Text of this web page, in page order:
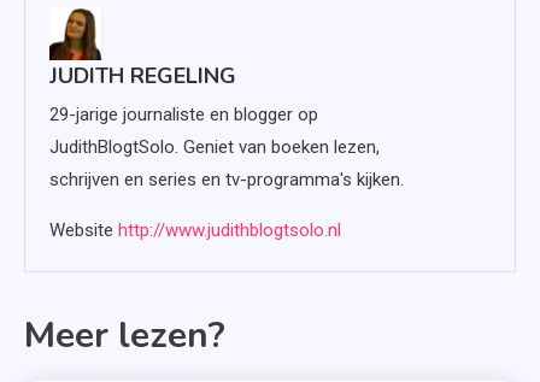
JUDITH REGELING
29-jarige journaliste en blogger op
JudithBlogtSolo. Geniet van boeken lezen,
schrijven en series en tv-programma's kijken.
Website http://www.judithblogtsolo.nl
Meer lezen?